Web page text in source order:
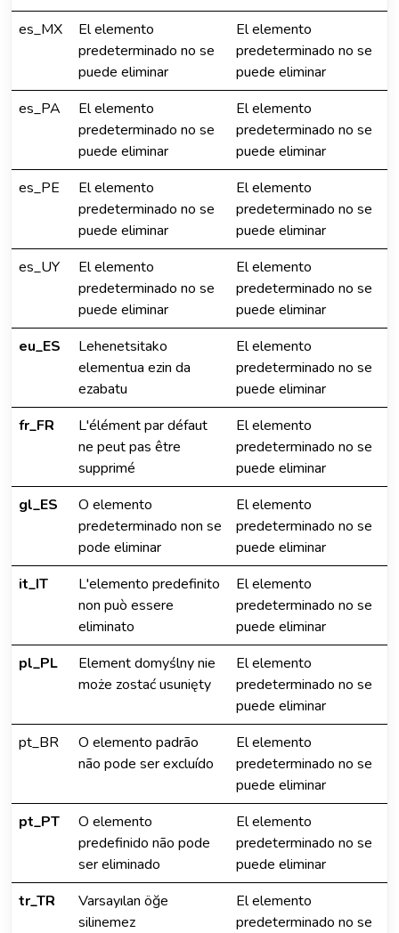
es_MX
El elemento
predeterminado no se
puede eliminar
El elemento
predeterminado no se
puede eliminar
es_PA
El elemento
predeterminado no se
puede eliminar
El elemento
predeterminado no se
puede eliminar
es_PE
El elemento
predeterminado no se
puede eliminar
El elemento
predeterminado no se
puede eliminar
es_UY
El elemento
predeterminado no se
puede eliminar
El elemento
predeterminado no se
puede eliminar
eu_ES
Lehenetsitako
elementua ezin da
ezabatu
El elemento
predeterminado no se
puede eliminar
fr_FR
L'élément par défaut
ne peut pas être
supprimé
El elemento
predeterminado no se
puede eliminar
gl_ES
O elemento
predeterminado non se
pode eliminar
El elemento
predeterminado no se
puede eliminar
it_IT
L'elemento predefinito
non può essere
eliminato
El elemento
predeterminado no se
puede eliminar
pl_PL
Element domyślny nie
może zostać usunięty
El elemento
predeterminado no se
puede eliminar
pt_BR
O elemento padrão
não pode ser excluído
El elemento
predeterminado no se
puede eliminar
pt_PT
O elemento
predefinido não pode
ser eliminado
El elemento
predeterminado no se
puede eliminar
tr_TR
Varsayılan öğe
silinemez
El elemento
predeterminado no se